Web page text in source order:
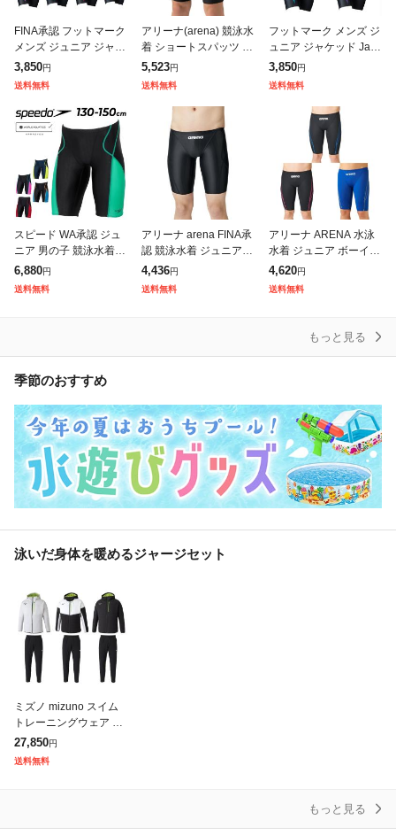
FINA承認 フットマーク
メンズ ジュニア ジャケ
ッド エキスパート タイ
プ2 Jaked EXPERT TY
PE2 J-EL
3,850円
送料無料
アリーナ(arena) 競泳水
着 ショートスパッツ ジ
ュニア レーシングスパ
ッツ ハーフレッグ AS6
SRC54B-BKBL
5,523円
送料無料
フットマーク メンズ ジ
ュニア ジャケッド Jake
d J-ELASTICO STR メ
ンズトランクス スイム
ウエア スイミング
3,850円
送料無料
スピード WA承認 ジュ
ニア 男の子 競泳水着 1
30-150cm 公式大会可
Speedo フレックスシ
グマニュージュニアジ
6,880円
送料無料
アリーナ arena FINA承
認 競泳水着 ジュニア
アクアストライプDス
パッツ ARN-2052MJ-B
KBK
4,436円
送料無料
アリーナ ARENA 水泳
水着 ジュニア ボーイズ
競泳用水着ハーフスパ
ッツ ARN1022MJ
4,620円
送料無料
もっと見る
季節のおすすめ
泳いだ身体を暖めるジャージセット
ミズノ mizuno スイム
トレーニングウェア 上
下 サーマルチャージ ウ
ォーマージャケット パ
ンツ N2JCA000 N2J
27,850円
送料無料
もっと見る